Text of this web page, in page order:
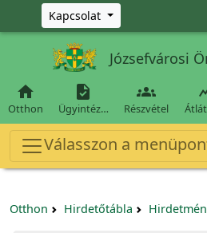
Ugrás a fő tartalomra
Kapcsolat
Józsefvárosi

Otthon

Ügyintéz…

Részvétel
Válasszon a
Otthon Hirdetőtábla